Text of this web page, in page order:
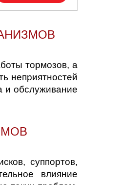
тормозов, а
неприятностей
и обслуживание
суппортов,
влияние